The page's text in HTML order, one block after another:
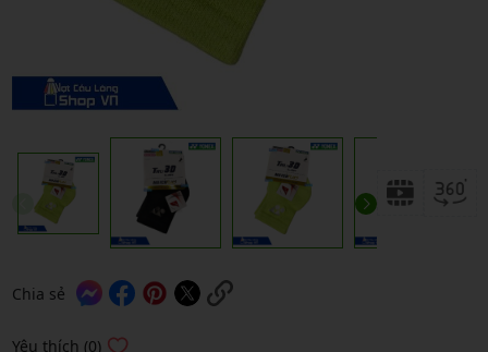
Chia sẻ
Yêu thích (0)